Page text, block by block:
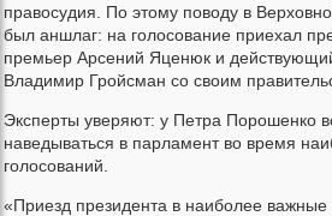
правосудия. По этому поводу в
был аншлаг: на голосование приехал
премьер Арсений Яценюк и
Владимир Гройсман со своим
Эксперты уверяют: у Петра Порошенко
наведываться в парламент во время
голосований.
«Приезд президента в наиболее важные